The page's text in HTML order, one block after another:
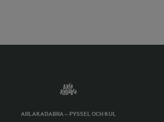
ARLAKADABRA – PYSSEL OCH KUL